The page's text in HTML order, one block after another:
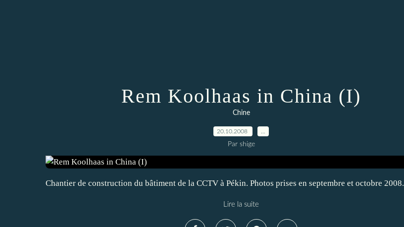
Rem Koolhaas in China (I)
Chine
20.10.2008
Par shige
Chantier de construction du bâtiment de la CCTV à Pékin. Photos prises en septembre et octobre 2008.
Lire la suite